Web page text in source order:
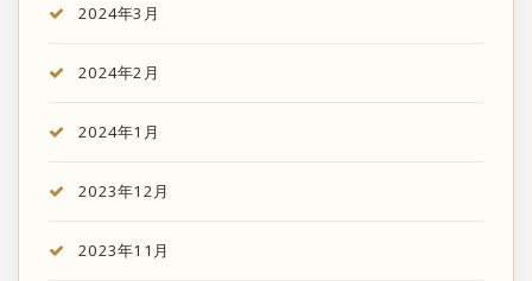
2024年3月
2024年2月
2024年1月
2023年12月
2023年11月